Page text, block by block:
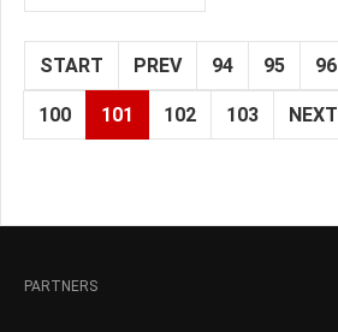
START PREV 94 95 96
100 101 102 103 NEXT
PARTNERS